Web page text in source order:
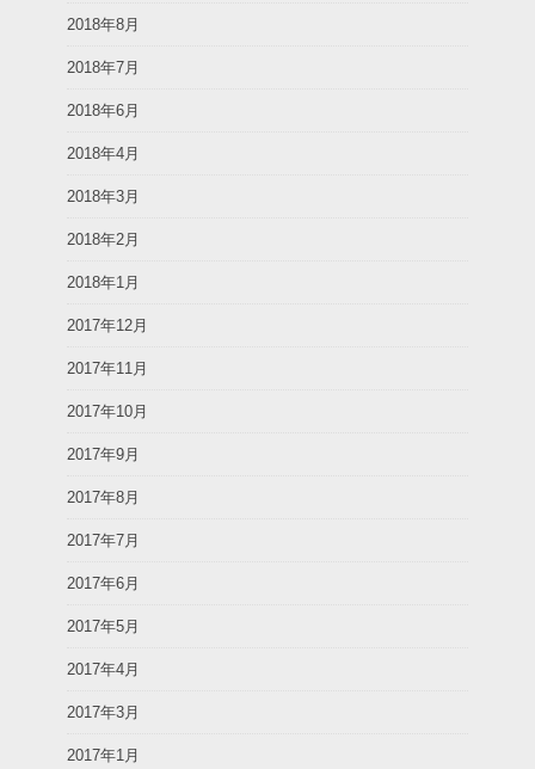
2018年8月
2018年7月
2018年6月
2018年4月
2018年3月
2018年2月
2018年1月
2017年12月
2017年11月
2017年10月
2017年9月
2017年8月
2017年7月
2017年6月
2017年5月
2017年4月
2017年3月
2017年1月